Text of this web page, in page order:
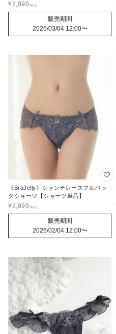
¥2,090
販売期間
2026/03/04 12:00〜
《BraJelly》シャンテレースフルバッ
クショーツ【ショーツ単品】
¥2,090
販売期間
2026/02/04 12:00〜